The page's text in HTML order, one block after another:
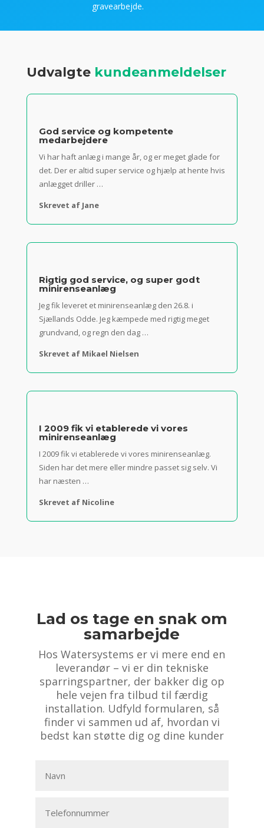
gravearbejde.
Udvalgte kundeanmeldelser
God service og kompetente
medarbejdere
Vi har haft anlæg i mange år, og er meget glade for
det. Der er altid super service og hjælp at hente hvis
anlægget driller …
Skrevet af Jane
Rigtig god service, og super godt
minirenseanlæg
Jeg fik leveret et minirenseanlæg den 26.8. i
Sjællands Odde. Jeg kæmpede med rigtig meget
grundvand, og regn den dag …
Skrevet af Mikael Nielsen
I 2009 fik vi etablerede vi vores
minirenseanlæg
I 2009 fik vi etablerede vi vores minirenseanlæg.
Siden har det mere eller mindre passet sig selv. Vi
har næsten …
Skrevet af Nicoline
Lad os tage en snak om
samarbejde
Hos Watersystems er vi mere end en
leverandør – vi er din tekniske
sparringspartner, der bakker dig op
hele vejen fra tilbud til færdig
installation. Udfyld formularen, så
finder vi sammen ud af, hvordan vi
bedst kan støtte dig og dine kunder